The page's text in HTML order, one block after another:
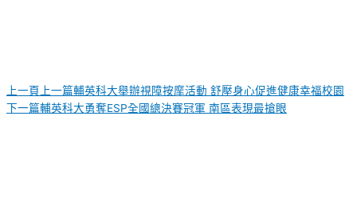
上一頁 上一篇輔英科大舉辦視障按摩活動 舒壓身心促進健康幸福校園
下一篇輔英科大勇奪ESP全國總決賽冠軍 南區表現最搶眼